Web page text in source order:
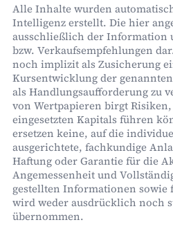
Alle Inhalte wurden
Intelligenz erstellt. Die hier
ausschließlich der Information
bzw. Verkaufsempfehlungen
noch implizit als Zusicherung
Kursentwicklung der
als Handlungsaufforderung zu
von Wertpapieren birgt
eingesetzten Kapitals führen
ersetzen keine, auf die
ausgerichtete, fachkundige
Haftung oder Garantie für die
Angemessenheit und
gestellten Informationen sowie
wird weder ausdrücklich noch
übernommen.